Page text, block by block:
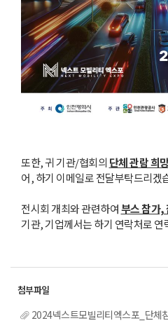
또한, 귀 기관/협회의 단체 관람 희
어, 하기 이메일로 전달부탁드리겠
전시회 개최와 관련하여부스 참가,
기관, 기업께서는 하기 연락처로 연
2024넥스트모빌리티엑스포_단체